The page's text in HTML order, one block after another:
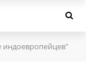
индоевропейцев"